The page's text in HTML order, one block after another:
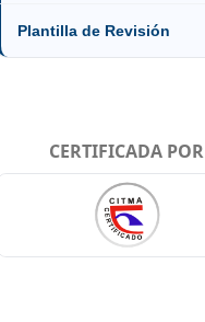
Plantilla de Revisión
CERTIFICADA POR